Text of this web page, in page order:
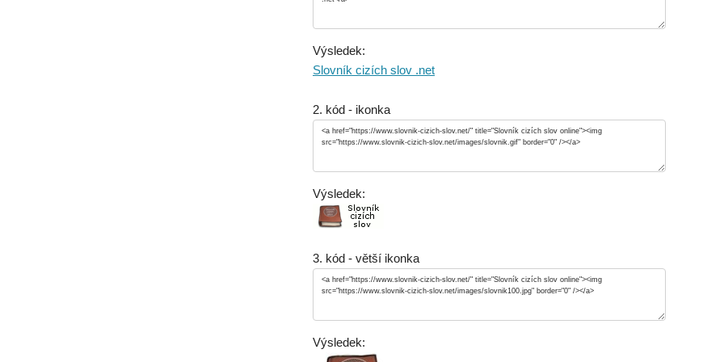
Výsledek:
Slovník cizích slov .net
2. kód - ikonka
Výsledek:
3. kód - větší ikonka
Výsledek: